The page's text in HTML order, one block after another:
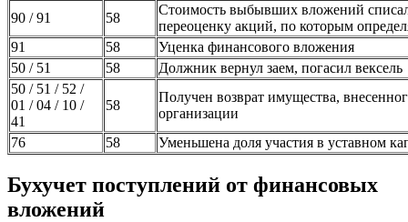
90 / 91
58
Стоимость выбывших вложений
переоценку акций, по которым
91
58
Уценка финансового вложения
50 / 51
58
Должник вернул заем, погасил вексель
50 / 51 / 52 /
01 / 04 / 10 /
41
58
Получен возврат имущества,
организации
76
58 Уменьшена доля участия в уставном
Бухучет поступлений от финансовых
вложений